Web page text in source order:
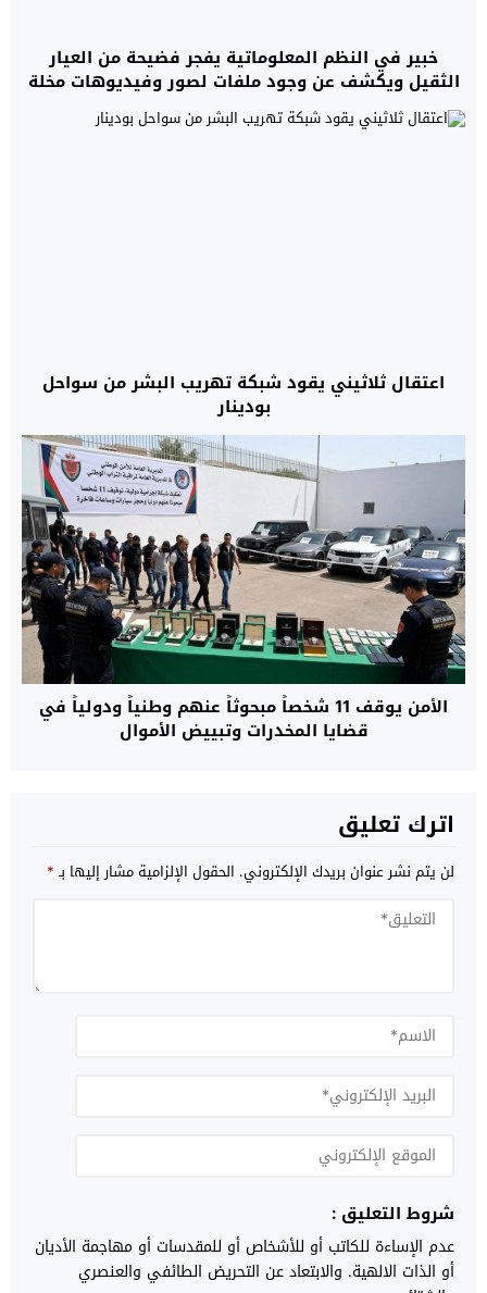
خبير في النظم المعلوماتية يفجر فضيحة من العيار
الثقيل ويكشف عن وجود ملفات لصور وفيديوهات مخلة
بالحياء
اعتقال ثلاثيني يقود شبكة تهريب البشر من سواحل
بودينار
الأمن يوقف 11 شخصاً مبحوثاً عنهم وطنياً ودولياً في
قضايا المخدرات وتبييض الأموال
اترك تعليق
لن يتم نشر عنوان بريدك الإلكتروني. الحقول الإلزامية مشار إليها بـ*
شروط التعليق :
عدم الإساءة للكاتب أو للأشخاص أو للمقدسات أو مهاجمة الأديان
أو الذات الالهية. والابتعاد عن التحريض الطائفي والعنصري